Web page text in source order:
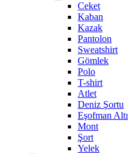
Ceket
Kaban
Kazak
Pantolon
Sweatshirt
Gömlek
Polo
T-shirt
Atlet
Deniz Şortu
Eşofman Altı
Mont
Şort
Yelek